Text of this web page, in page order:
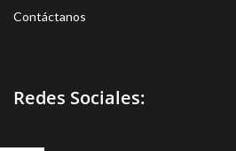
Contáctanos
Redes Sociales: